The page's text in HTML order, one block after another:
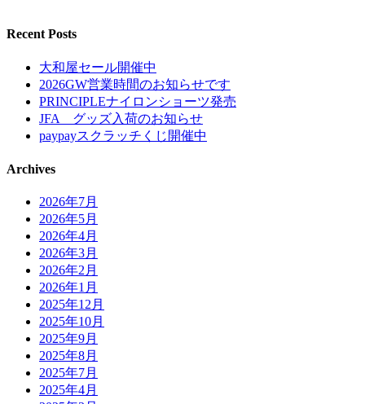
Recent Posts
大和屋セール開催中
2026GW営業時間のお知らせです
PRINCIPLEナイロンショーツ発売
JFA グッズ入荷のお知らせ
paypayスクラッチくじ開催中
Archives
2026年7月
2026年5月
2026年4月
2026年3月
2026年2月
2026年1月
2025年12月
2025年10月
2025年9月
2025年8月
2025年7月
2025年4月